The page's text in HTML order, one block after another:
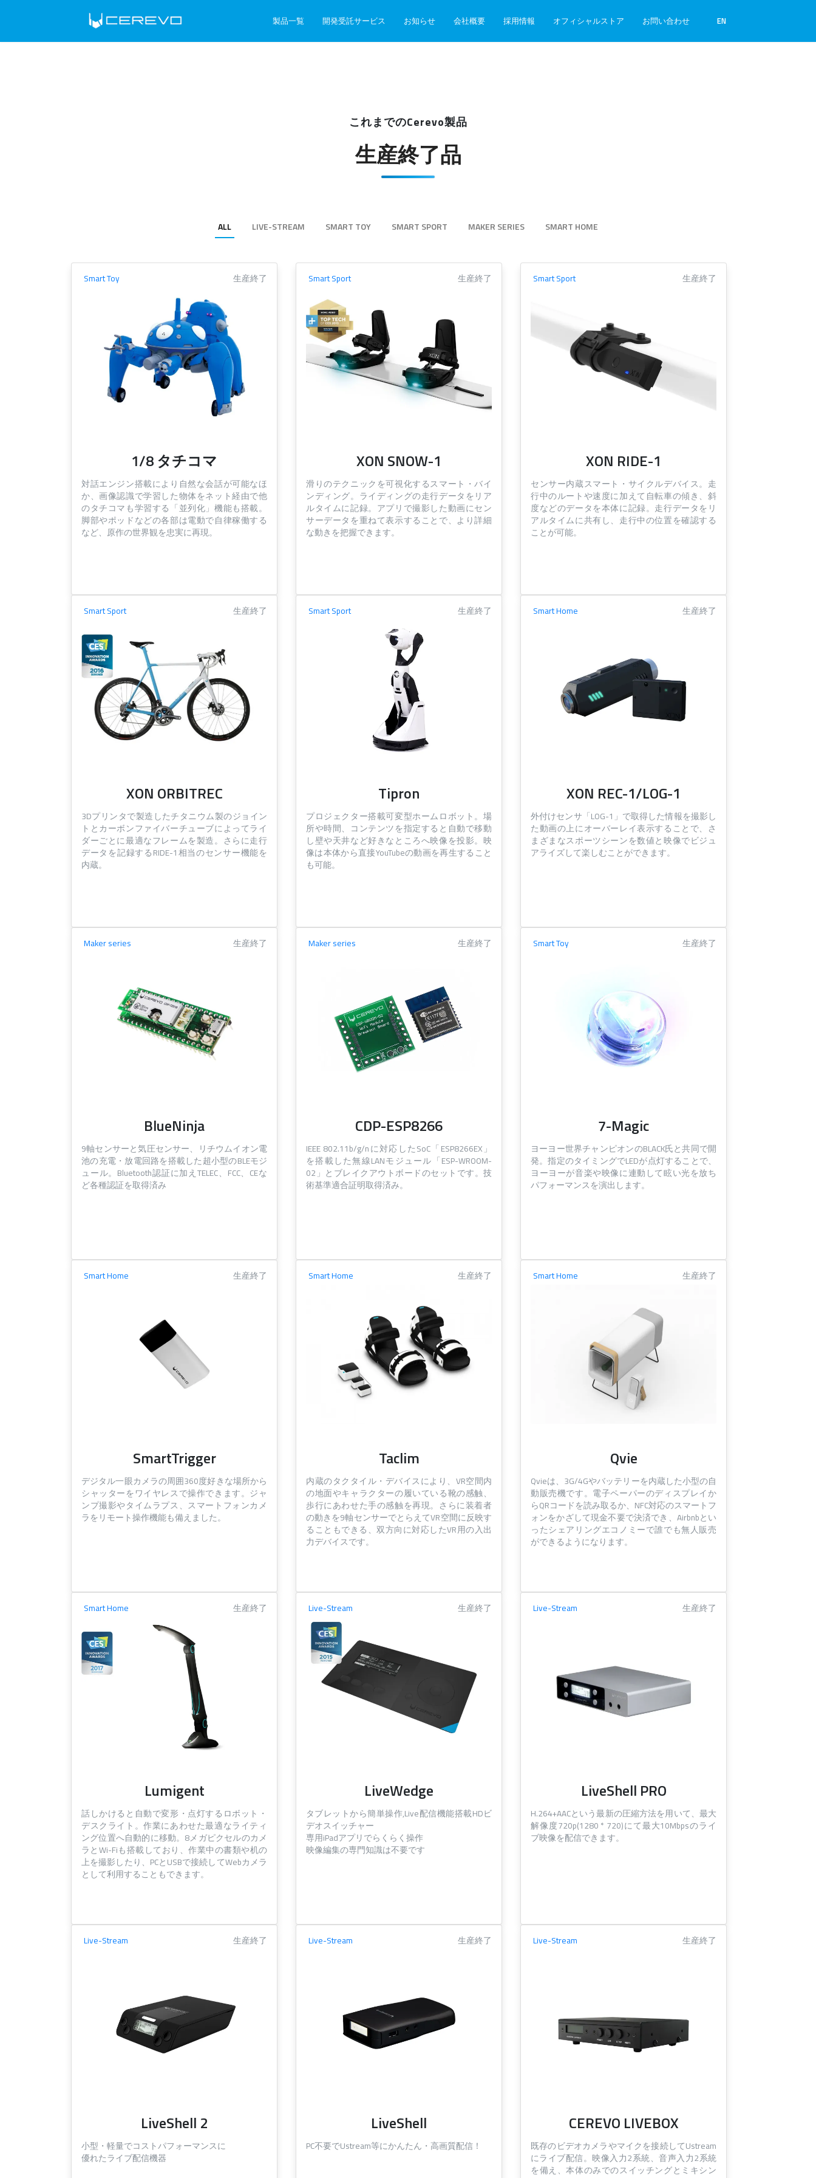
製品一覧 開発受託サービス お知らせ 会社概要 採用情報 オフィシャルストア お問い合わせ EN
これまでのCerevo製品
生産終了品
ALL LIVE-STREAM SMART TOY SMART SPORT MAKER SERIES SMART HOME
Smart Toy 生産終了
1/8 タチコマ
対話エンジン搭載により自然な会話が可能なほ
か、画像認識で学習した物体をネット経由で他
のタチコマも学習する「並列化」機能も搭載。
脚部やポッドなどの各部は電動で自律稼働する
など、原作の世界観を忠実に再現。
Smart Sport 生産終了
XON SNOW-1
滑りのテクニックを可視化するスマート・バイ
ンディング。ライディングの走行データをリア
ルタイムに記録。アプリで撮影した動画にセン
サーデータを重ねて表示することで、より詳細
な動きを把握できます。
Smart Sport 生産終了
XON RIDE-1
センサー内蔵スマート・サイクルデバイス。走
行中のルートや速度に加えて自転車の傾き、斜
度などのデータを本体に記録。走行データをリ
アルタイムに共有し、走行中の位置を確認する
ことが可能。
Smart Sport 生産終了
XON ORBITREC
3Dプリンタで製造したチタニウム製のジョイン
トとカーボンファイバーチューブによってライ
ダーごとに最適なフレームを製造。さらに走行
データを記録するRIDE-1相当のセンサー機能を
内蔵。
Smart Sport 生産終了
Tipron
プロジェクター搭載可変型ホームロボット。場
所や時間、コンテンツを指定すると自動で移動
し壁や天井など好きなところへ映像を投影。映
像は本体から直接YouTubeの動画を再生すること
も可能。
Smart Home 生産終了
XON REC-1/LOG-1
外付けセンサ「LOG-1」で取得した情報を撮影し
た動画の上にオーバーレイ表示することで、さ
まざまなスポーツシーンを数値と映像でビジュ
アライズして楽しむことができます。
Maker series 生産終了
BlueNinja
9軸センサーと気圧センサー、リチウムイオン電
池の充電・放電回路を搭載した超小型のBLEモジ
ュール。Bluetooth認証に加えTELEC、FCC、CEな
ど各種認証を取得済み
Maker series 生産終了
CDP-ESP8266
IEEE 802.11b/g/nに対応したSoC「ESP8266EX」
を搭載した無線LANモジュール「ESP-WROOM-
02」とブレイクアウトボードのセットです。技
術基準適合証明取得済み。
Smart Toy 生産終了
7-Magic
ヨーヨー世界チャンピオンのBLACK氏と共同で開
発。指定のタイミングでLEDが点灯することで、
ヨーヨーが音楽や映像に連動して眩い光を放ち
パフォーマンスを演出します。
Smart Home 生産終了
SmartTrigger
デジタル一眼カメラの周囲360度好きな場所から
シャッターをワイヤレスで操作できます。ジャ
ンプ撮影やタイムラプス、スマートフォンカメ
ラをリモート操作機能も備えました。
Smart Home 生産終了
Taclim
内蔵のタクタイル・デバイスにより、VR空間内
の地面やキャラクターの履いている靴の感触、
歩行にあわせた手の感触を再現。さらに装着者
の動きを9軸センサーでとらえてVR空間に反映す
ることもできる、双方向に対応したVR用の入出
力デバイスです。
Smart Home 生産終了
Qvie
Qvieは、3G/4Gやバッテリーを内蔵した小型の自
動販売機です。電子ペーパーのディスプレイか
らQRコードを読み取るか、NFC対応のスマートフ
ォンをかざして現金不要で決済でき、Airbnbとい
ったシェアリングエコノミーで誰でも無人販売
ができるようになります。
Smart Home 生産終了
Lumigent
話しかけると自動で変形・点灯するロボット・
デスクライト。作業にあわせた最適なライティ
ング位置へ自動的に移動。8メガピクセルのカメ
ラとWi-Fiも搭載しており、作業中の書類や机の
上を撮影したり、PCとUSBで接続してWebカメラ
として利用することもできます。
Live-Stream 生産終了
LiveWedge
タブレットから簡単操作,Live配信機能搭載HDビ
デオスイッチャー
専用iPadアプリでらくらく操作
映像編集の専門知識は不要です
Live-Stream 生産終了
LiveShell PRO
H.264+AACという最新の圧縮方法を用いて、最大
解像度720p(1280 * 720)にて最大10Mbpsのライ
ブ映像を配信できます。
Live-Stream 生産終了
LiveShell 2
小型・軽量でコストパフォーマンスに
優れたライブ配信機器
Live-Stream 生産終了
LiveShell
PC不要でUstream等にかんたん・高画質配信！
Live-Stream 生産終了
CEREVO LIVEBOX
既存のビデオカメラやマイクを接続してUstream
にライブ配信。映像入力2系統、音声入力2系統
を備え、本体のみでのスイッチングとミキシン